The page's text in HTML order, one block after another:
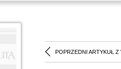
POPRZEDNI ARTYKUŁ Z